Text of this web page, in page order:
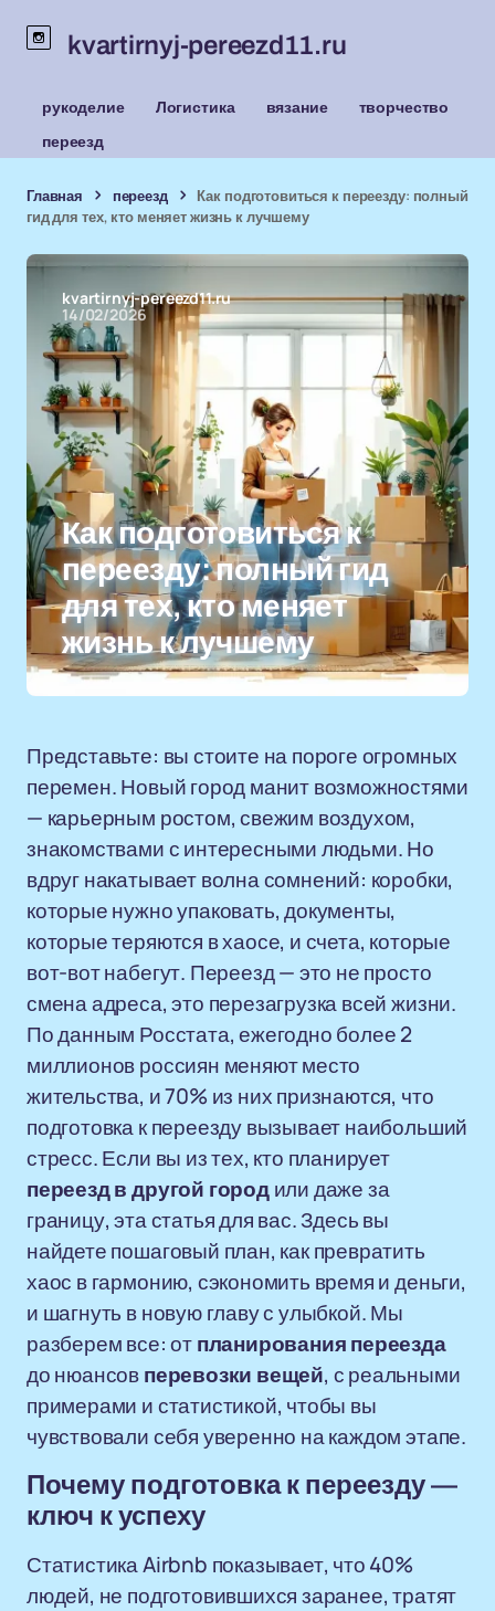
kvartirnyj-pereezd11.ru
рукоделие Логистика вязание
творчество
переезд
Главная переезд
Как подготовиться к переезду: полный
гид для тех, кто меняет жизнь к лучшему
kvartirnyj-pereezd11.ru
14/02/2026
Как подготовиться к
переезду: полный гид
для тех, кто меняет
жизнь к лучшему
Представьте: вы стоите на пороге огромных
перемен. Новый город манит возможностями
— карьерным ростом, свежим воздухом,
знакомствами с интересными людьми. Но
вдруг накатывает волна сомнений: коробки,
которые нужно упаковать, документы,
которые теряются в хаосе, и счета, которые
вот-вот набегут. Переезд — это не просто
смена адреса, это перезагрузка всей жизни.
По данным Росстата, ежегодно более 2
миллионов россиян меняют место
жительства, и 70% из них признаются, что
подготовка к переезду вызывает наибольший
стресс. Если вы из тех, кто планирует
переезд в другой городили даже за
границу, эта статья для вас. Здесь вы
найдете пошаговый план, как превратить
хаос в гармонию, сэкономить время и деньги,
и шагнуть в новую главу с улыбкой. Мы
разберем все: отпланирования переезда
до нюансовперевозки вещей, с реальными
примерами и статистикой, чтобы вы
чувствовали себя уверенно на каждом этапе.
Почему подготовка к переезду —
ключ к успеху
Статистика Airbnb показывает, что 40%
людей, не подготовившихся заранее, тратят